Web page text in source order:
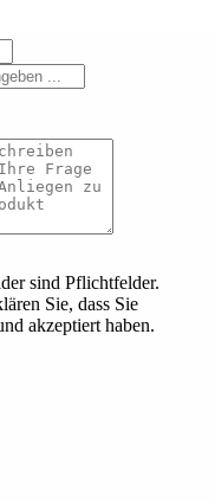
sind Pflichtfelder.
Sie, dass Sie
akzeptiert haben.